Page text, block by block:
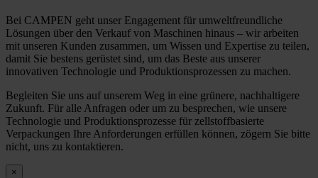
Bei CAMPEN geht unser Engagement für umweltfreundliche
Lösungen über den Verkauf von Maschinen hinaus – wir arbeiten
mit unseren Kunden zusammen, um Wissen und Expertise zu teilen,
damit Sie bestens gerüstet sind, um das Beste aus unserer
innovativen Technologie und Produktionsprozessen zu machen.
Begleiten Sie uns auf unserem Weg in eine grünere, nachhaltigere
Zukunft. Für alle Anfragen oder um zu besprechen, wie unsere
Technologie und Produktionsprozesse für zellstoffbasierte
Verpackungen Ihre Anforderungen erfüllen können, zögern Sie bitte
nicht, uns zu kontaktieren.
×